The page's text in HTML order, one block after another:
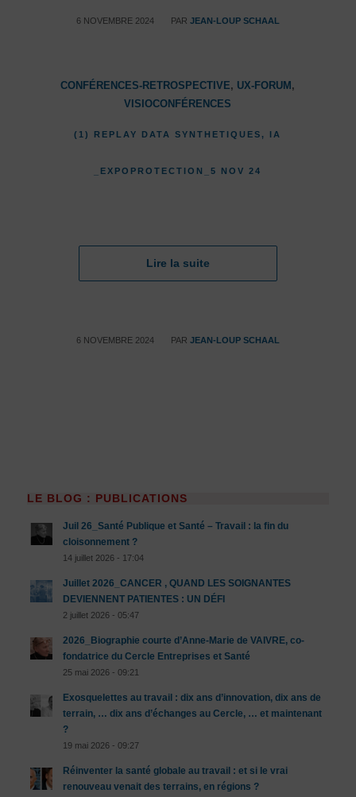
6 NOVEMBRE 2024
/ PAR JEAN-LOUP SCHAAL
CONFÉRENCES-RETROSPECTIVE, UX-FORUM ,
VISIOCONFÉRENCES
(1) REPLAY DATA SYNTHETIQUES, IA
_EXPOPROTECTION_5 NOV 24
Lire la suite
6 NOVEMBRE 2024
/ PAR JEAN-LOUP SCHAAL
LE BLOG : PUBLICATIONS
Juil 26_Santé Publique et Santé – Travail : la fin du
cloisonnement ?
14 juillet 2026 - 17:04
Juillet 2026_CANCER , QUAND LES SOIGNANTES
DEVIENNENT PATIENTES : UN DÉFI
2 juillet 2026 - 05:47
2026_Biographie courte d’Anne-Marie de VAIVRE, co-
fondatrice du Cercle Entreprises et Santé
25 mai 2026 - 09:21
Exosquelettes au travail : dix ans d’innovation, dix ans de
terrain, … dix ans d’échanges au Cercle, … et maintenant
?
19 mai 2026 - 09:27
Réinventer la santé globale au travail : et si le vrai
renouveau venait des terrains, en régions ?